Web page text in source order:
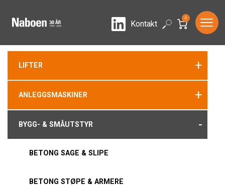
LinkedIn
Kontakt Search
0
LIFTER +
ANLEGGSMASKINER +
BYGG- & SMÅUTSTYR -
BETONG SAGE & SLIPE
BETONG STØPE & ARMERE